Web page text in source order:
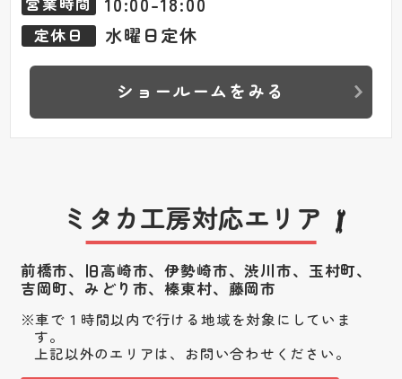
定休日 水曜日定休
ショールームをみる
ミタカ工房対応エリア
前橋市、旧高崎市、伊勢崎市、渋川市、 玉村町、
吉岡町、みどり市、榛東村、藤岡市
車で１時間以内で行ける地域を対象にしていま
す。
上記以外のエリアは、お問い合わせください。